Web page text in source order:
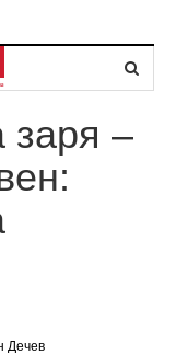
заря –
Дечев